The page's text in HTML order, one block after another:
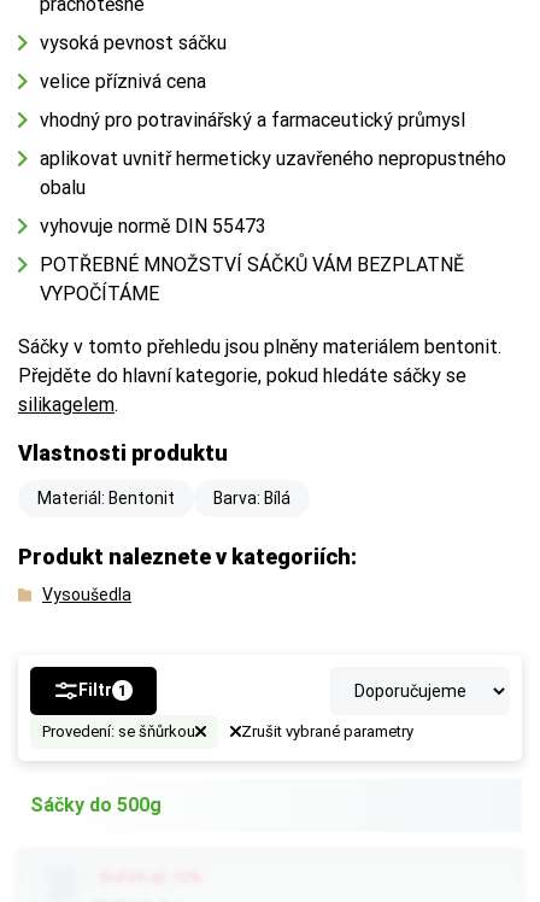
vysoká pevnost sáčku
velice příznivá cena
vhodný pro potravinářský a farmaceutický průmysl
aplikovat uvnitř hermeticky uzavřeného nepropustného
obalu
vyhovuje normě DIN 55473
POTŘEBNÉ MNOŽSTVÍ SÁČKŮ VÁM BEZPLATNĚ
VYPOČÍTÁME
Sáčky v tomto přehledu jsou plněny materiálem bentonit.
Přejděte do hlavní kategorie, pokud hledáte sáčky se
silikagelem.
Vlastnosti produktu
Materiál: Bentonit Barva: Bílá
Produkt naleznete v kategoriích:
Vysoušedla
Filtr 1
Provedení: se šňůrkou Zrušit vybrané parametry
Sáčky do 500g